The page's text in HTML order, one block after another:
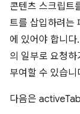
콘텐츠 스크립트
트를 삽입하려는
에 있어야 합니
의 일부로 요청하
부여할 수 있습니
다음은